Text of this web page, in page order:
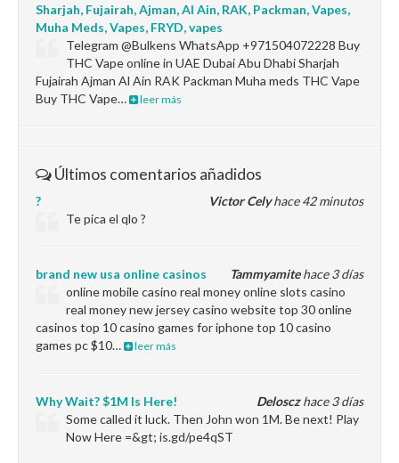
Sharjah, Fujairah, Ajman, Al Ain, RAK, Packman, Vapes,
Muha Meds, Vapes, FRYD, vapes
Telegram @Bulkens WhatsApp +971504072228 Buy
THC Vape online in UAE Dubai Abu Dhabi Sharjah
Fujairah Ajman Al Ain RAK Packman Muha meds THC Vape
Buy THC Vape…
leer más
Últimos comentarios añadidos
Victor Celyhace 42 minutos
?
Te pica el qlo ?
Tammyamitehace 3 días
brand new usa online casinos
online mobile casino real money online slots casino
real money new jersey casino website top 30 online
casinos top 10 casino games for iphone top 10 casino
games pc $10…
leer más
Delosczhace 3 días
Why Wait? $1M Is Here!
Some called it luck. Then John won 1M. Be next! Play
Now Here =&gt; is.gd/pe4qST